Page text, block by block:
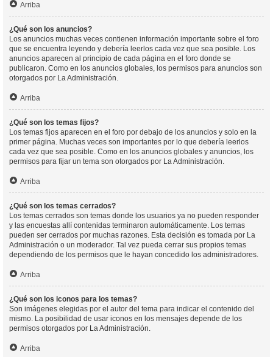
Arriba
¿Qué son los anuncios?
Los anuncios muchas veces contienen información importante sobre el foro
que se encuentra leyendo y debería leerlos cada vez que sea posible. Los
anuncios aparecen al principio de cada página en el foro donde se
publicaron. Como en los anuncios globales, los permisos para anuncios son
otorgados por La Administración.
Arriba
¿Qué son los temas fijos?
Los temas fijos aparecen en el foro por debajo de los anuncios y solo en la
primer página. Muchas veces son importantes por lo que debería leerlos
cada vez que sea posible. Como en los anuncios globales y anuncios, los
permisos para fijar un tema son otorgados por La Administración.
Arriba
¿Qué son los temas cerrados?
Los temas cerrados son temas donde los usuarios ya no pueden responder
y las encuestas allí contenidas terminaron automáticamente. Los temas
pueden ser cerrados por muchas razones. Esta decisión es tomada por La
Administración o un moderador. Tal vez pueda cerrar sus propios temas
dependiendo de los permisos que le hayan concedido los administradores.
Arriba
¿Qué son los iconos para los temas?
Son imágenes elegidas por el autor del tema para indicar el contenido del
mismo. La posibilidad de usar iconos en los mensajes depende de los
permisos otorgados por La Administración.
Arriba